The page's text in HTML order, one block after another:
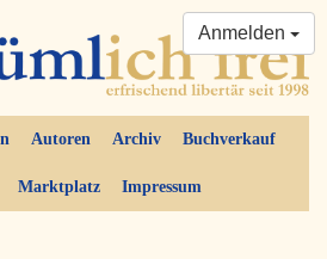
Autoren Archiv Buchverkauf
Marktplatz Impressum
Anmelden